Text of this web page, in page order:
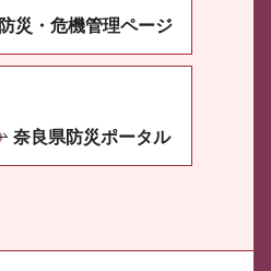
防災・危機管理ページ
奈良県防災ポータル